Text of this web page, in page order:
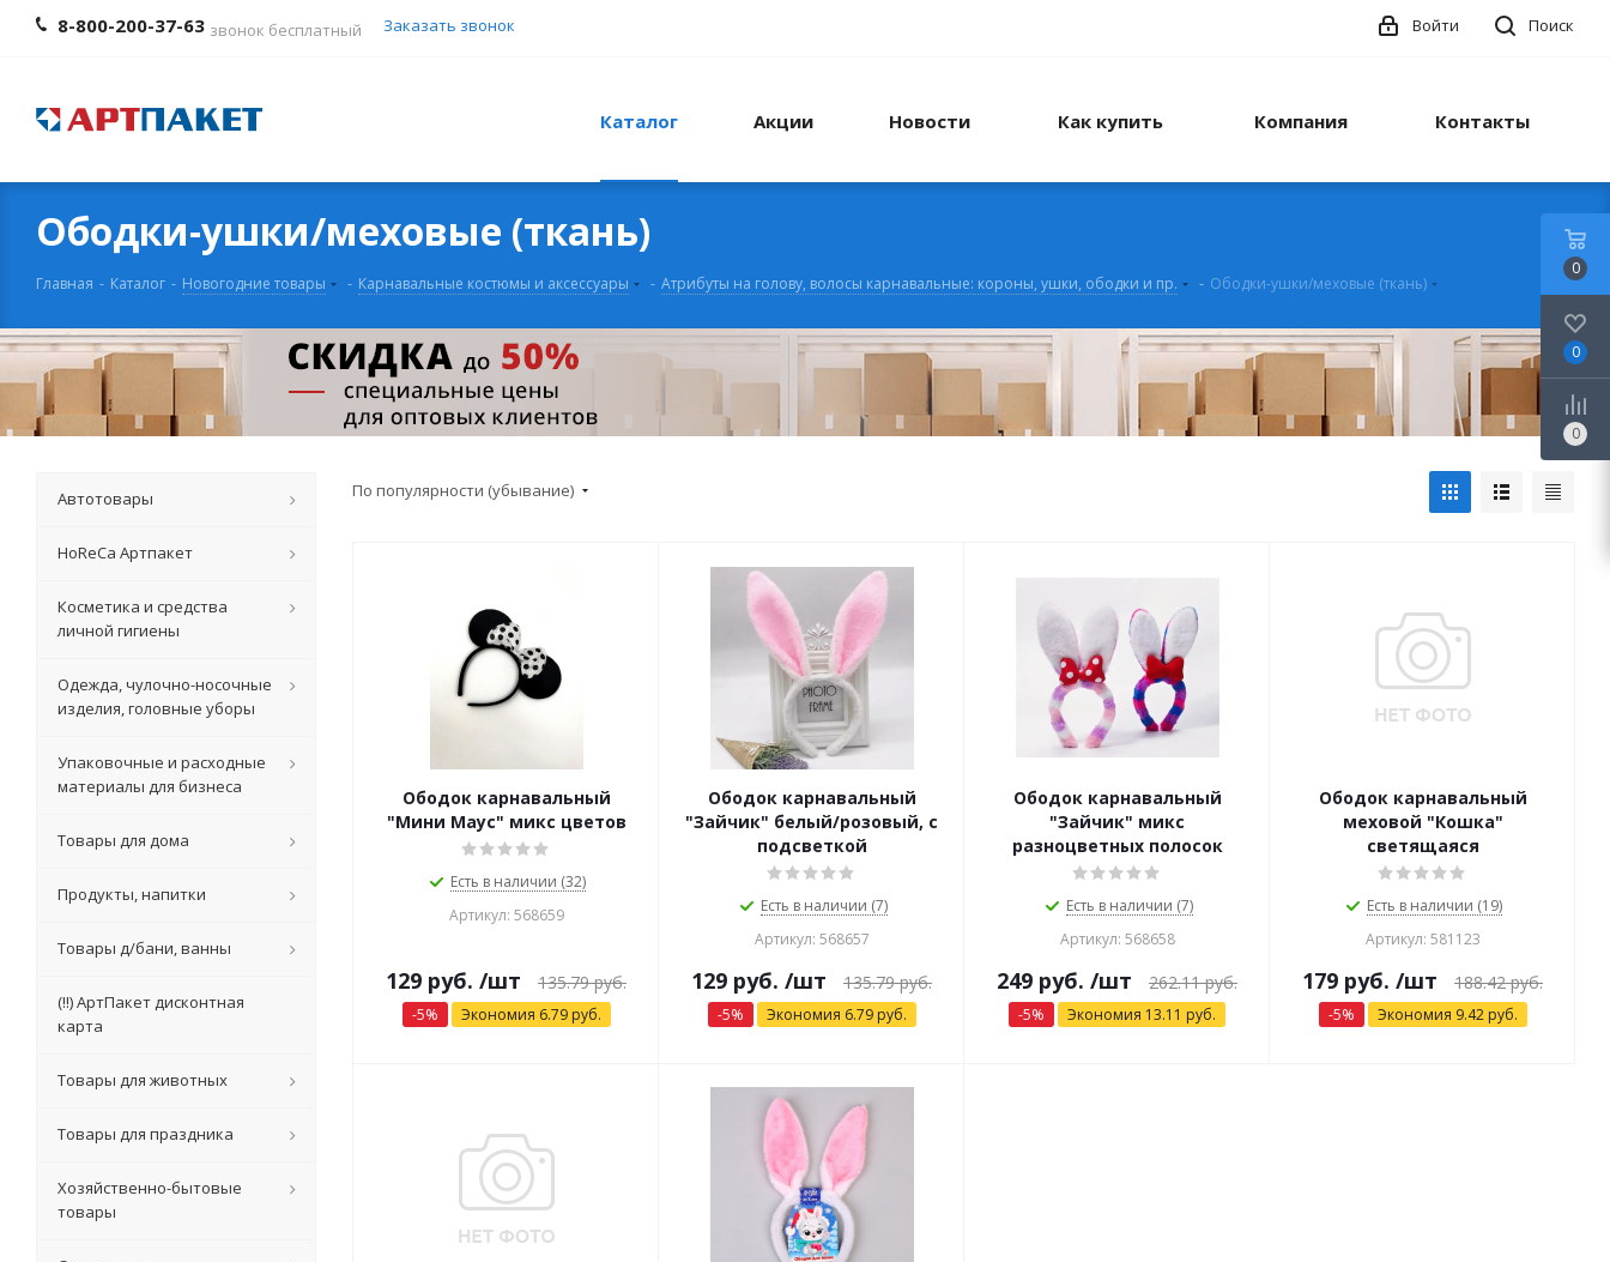
8-800-200-37-63 звонок бесплатный Заказать звонок Поиск
Войти
Каталог Акции Новости Как купить Компания Контакты
Ободки-ушки/меховые (ткань)
Главная - Каталог - Новогодние товары - Карнавальные костюмы и аксессуары - Атрибуты на голову, волосы карнавальные: короны, ушки, ободки и пр. - Ободки-ушки/меховые (ткань)
По популярности (убывание)
Ободок карнавальный
"Мини Маус" микс цветов
Есть в наличии (32)
Артикул: 568659
129 руб. /шт 135.79руб.
-5% Экономия 6.79руб.
Ободок карнавальный
"Зайчик" белый/розовый, с
подсветкой
Есть в наличии (7)
Артикул: 568657
129 руб. /шт 135.79руб.
-5% Экономия 6.79руб.
Ободок карнавальный
"Зайчик" микс
разноцветных полосок
Есть в наличии (7)
Артикул: 568658
249 руб. /шт 262.11руб.
-5% Экономия 13.11 руб.
Ободок карнавальный
меховой "Кошка"
светящаяся
Есть в наличии (19)
Артикул: 581123
179 руб. /шт 188.42руб.
-5% Экономия 9.42руб.
Автотовары
HoReCa Артпакет
Косметика и средства
личной гигиены
Одежда, чулочно-носочные
изделия, головные уборы
Упаковочные и расходные
материалы для бизнеса
Товары для дома
Продукты, напитки
Товары д/бани, ванны
(!!) АртПакет дисконтная
карта
Товары для животных
Товары для праздника
Хозяйственно-бытовые
товары
0
0
0